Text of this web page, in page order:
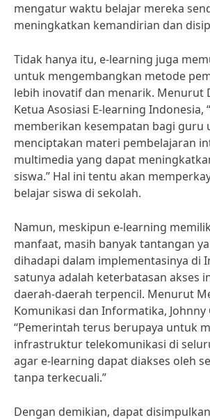
mengatur waktu belajar mereka
meningkatkan kemandirian dan
Tidak hanya itu, e-learning juga
untuk mengembangkan metode
lebih inovatif dan menarik. Menurut
Ketua Asosiasi E-learning Indonesia,
memberikan kesempatan bagi guru
menciptakan materi pembelajaran
multimedia yang dapat
siswa.” Hal ini tentu akan
belajar siswa di sekolah.
Namun, meskipun e-learning
manfaat, masih banyak tantangan
dihadapi dalam implementasinya di
satunya adalah keterbatasan akses
daerah-daerah terpencil. Menurut
Komunikasi dan Informatika, Johnny
“Pemerintah terus berupaya untuk
infrastruktur telekomunikasi di
agar e-learning dapat diakses oleh
tanpa terkecuali.”
Dengan demikian, dapat